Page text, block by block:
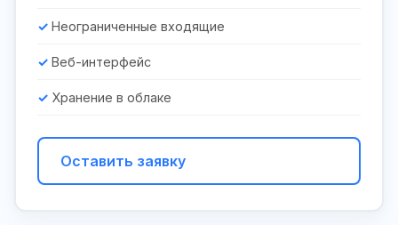
Неограниченные входящие
Веб-интерфейс
Хранение в облаке
Оставить заявку